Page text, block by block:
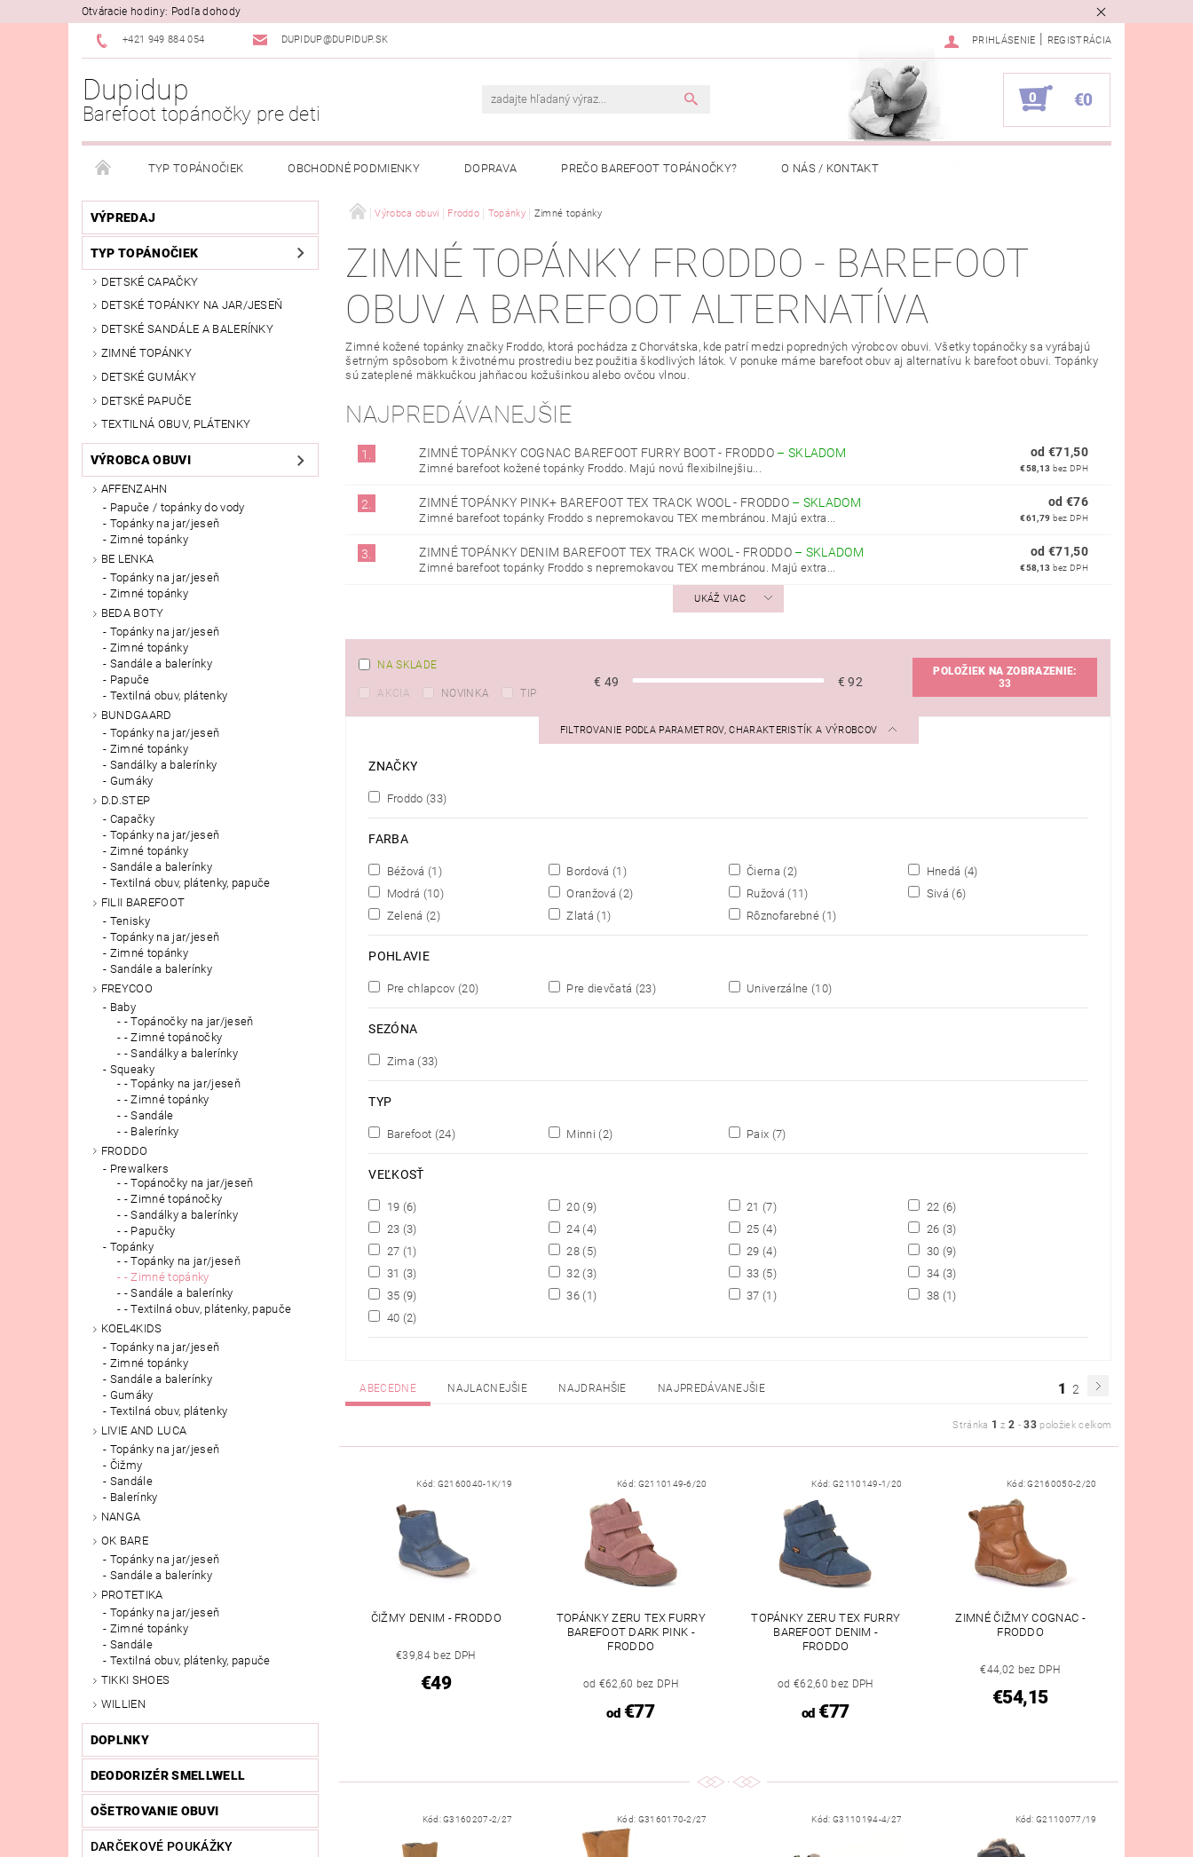
Otváracie hodiny: Podľa dohody
+421 949 884 054 DUPIDUP@DUPIDUP.SK PRIHLÁSENIE REGISTRÁCIA
Dupidup
Barefoot topánočky pre deti
0 €0
TYP TOPÁNOČIEK OBCHODNÉ PODMIENKY DOPRAVA PREČO BAREFOOT TOPÁNOČKY? O NÁS / KONTAKT
PODMIENKY OSOBNÝCH ÚDAJOV REKLAMAČNÝ PORIADOK PREČO NAKUPOVAŤ U NÁS?
VÝPREDAJ
TYP TOPÁNOČIEK
DETSKÉ CAPAČKY
DETSKÉ TOPÁNKY NA JAR/JESEŇ
DETSKÉ SANDÁLE A BALERÍNKY
ZIMNÉ TOPÁNKY
DETSKÉ GUMÁKY
DETSKÉ PAPUČE
TEXTILNÁ OBUV, PLÁTENKY
VÝROBCA OBUVI
AFFENZAHN
Papuče / topánky do vody
Topánky na jar/jeseň
Zimné topánky
BE LENKA
Topánky na jar/jeseň
Zimné topánky
BEDA BOTY
Topánky na jar/jeseň
Zimné topánky
Sandále a balerínky
Papuče
Textilná obuv, plátenky
BUNDGAARD
Topánky na jar/jeseň
Zimné topánky
Sandálky a balerínky
Gumáky
D.D.STEP
Capačky
Topánky na jar/jeseň
Zimné topánky
Sandále a balerínky
Textilná obuv, plátenky, papuče
FILII BAREFOOT
Tenisky
Topánky na jar/jeseň
Zimné topánky
Sandále a balerínky
FREYCOO
Baby
- Topánočky na jar/jeseň
- Zimné topánočky
- Sandálky a balerínky
Squeaky
- Topánky na jar/jeseň
- Zimné topánky
- Sandále
- Balerínky
FRODDO
Prewalkers
- Topánočky na jar/jeseň
- Zimné topánočky
- Sandálky a balerínky
- Papučky
Topánky
- Topánky na jar/jeseň
- Zimné topánky
- Sandále a balerínky
- Textilná obuv, plátenky, papuče
KOEL4KIDS
Topánky na jar/jeseň
Zimné topánky
Sandále a balerínky
Gumáky
Textilná obuv, plátenky
LIVIE AND LUCA
Topánky na jar/jeseň
Čižmy
Sandále
Balerínky
NANGA
OK BARE
Topánky na jar/jeseň
Sandále a balerínky
PROTETIKA
Topánky na jar/jeseň
Zimné topánky
Sandále
Textilná obuv, plátenky, papuče
TIKKI SHOES
WILLIEN
DOPLNKY
DEODORIZÉR SMELLWELL
OŠETROVANIE OBUVI
DARČEKOVÉ POUKÁŽKY
Výrobca obuvi Froddo Topánky Zimné topánky
ZIMNÉ TOPÁNKY FRODDO - BAREFOOT
OBUV A BAREFOOT ALTERNATÍVA
Zimné kožené topánky značky Froddo, ktorá pochádza z Chorvátska, kde patrí medzi popredných výrobcov obuvi. Všetky topánočky sa vyrábajú
šetrným spôsobom k životnému prostrediu bez použitia škodlivých látok. V ponuke máme barefoot obuv aj alternatívu k barefoot obuvi. Topánky
sú zateplené mäkkučkou jahňacou kožušinkou alebo ovčou vlnou.
NAJPREDÁVANEJŠIE
1. ZIMNÉ TOPÁNKY COGNAC BAREFOOT FURRY BOOT - FRODDO – SKLADOM
Zimné barefoot kožené topánky Froddo. Majú novú flexibilnejšiu...
od €71,50
€58,13 bez DPH
2. ZIMNÉ TOPÁNKY PINK+ BAREFOOT TEX TRACK WOOL - FRODDO – SKLADOM
Zimné barefoot topánky Froddo s nepremokavou TEX membránou. Majú extra...
od €76
€61,79 bez DPH
3. ZIMNÉ TOPÁNKY DENIM BAREFOOT TEX TRACK WOOL - FRODDO – SKLADOM
Zimné barefoot topánky Froddo s nepremokavou TEX membránou. Majú extra...
od €71,50
€58,13 bez DPH
UKÁŽ VIAC
NA SKLADE
AKCIA NOVINKA TIP
€ 49 €92
POLOŽIEK NA ZOBRAZENIE:
33
FILTROVANIE PODĽA PARAMETROV, CHARAKTERISTÍK A VÝROBCOV
ZNAČKY
Froddo (33)
FARBA
Béžová (1) Bordová (1) Čierna (2) Hnedá (4)
Modrá (10) Oranžová (2) Ružová (11) Sivá (6)
Zelená (2) Zlatá (1) Rôznofarebné (1)
POHLAVIE
Pre chlapcov (20) Pre dievčatá (23) Univerzálne (10)
SEZÓNA
Zima (33)
TYP
Barefoot (24) Minni (2) Paix (7)
VEĽKOSŤ
19 (6) 20 (9) 21 (7) 22 (6)
23 (3) 24 (4) 25 (4) 26 (3)
27 (1) 28 (5) 29 (4) 30 (9)
31 (3) 32 (3) 33 (5) 34 (3)
35 (9) 36 (1) 37 (1) 38 (1)
40 (2)
ABECEDNE NAJLACNEJŠIE NAJDRAHŠIE NAJPREDÁVANEJŠIE 1 2
Stránka 1 z2 -33 položiek celkom
Kód: G2160040-1K/19
ČIŽMY DENIM - FRODDO
€39,84 bez DPH
€49
Kód: G2110149-6/20
TOPÁNKY ZERU TEX FURRY
BAREFOOT DARK PINK -
FRODDO
od €62,60 bez DPH
od€77
Kód:G2110149-1/20
TOPÁNKY ZERU TEX FURRY
BAREFOOT DENIM -
FRODDO
od €62,60 bez DPH
od€77
Kód:G2160050-2/20
ZIMNÉ ČIŽMY COGNAC -
FRODDO
€44,02 bez DPH
€54,15
Kód:G3160207-2/27 Kód: G3160170-2/27 Kód:G3110194-4/27 Kód:G2110077/19